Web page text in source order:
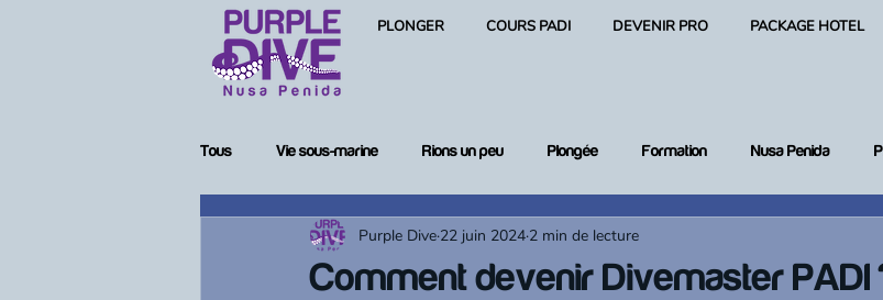
PLONGER COURS PADI DEVENIR PRO PACKAGE HOTEL
Tous Vie sous-marine Rions un peu Plongée Formation Nusa Penida
Femmes en plongée Matériel de plongée
Comment devenir Divemaster PADI
Purple Dive 22 juin 2024 2 min de lecture